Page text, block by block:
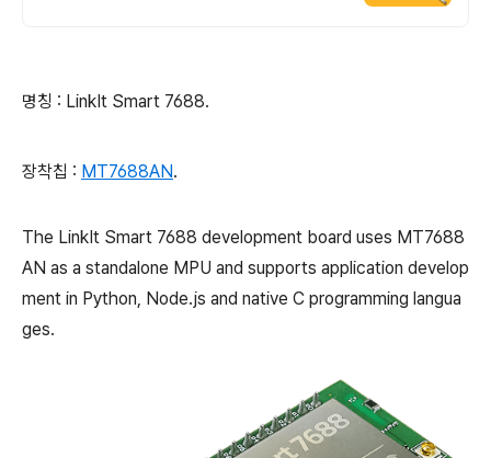
명칭 : LinkIt Smart 7688.
장착칩 : MT7688AN.
The LinkIt Smart 7688 development board uses MT7688
AN as a standalone MPU and supports application develop
ment in Python, Node.js and native C programming langua
ges.